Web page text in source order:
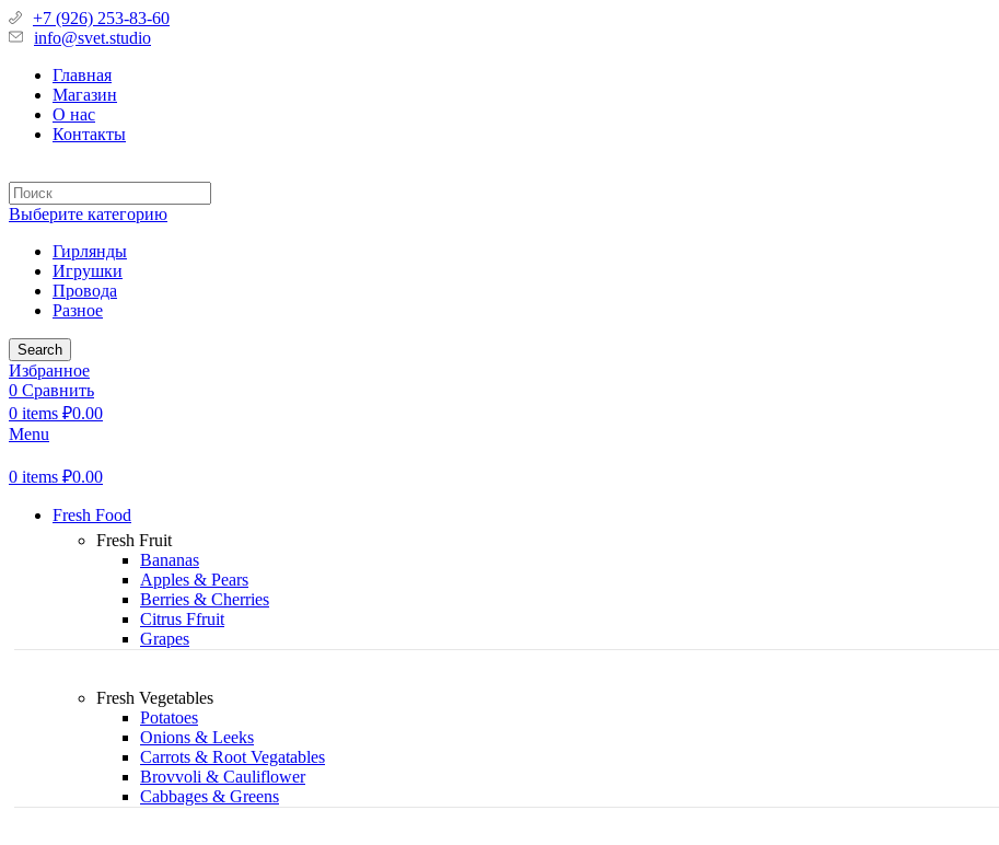
+7 (926) 253-83-60
info@svet.studio
Главная
Магазин
О нас
Контакты
Выберите категорию
Гирлянды
Игрушки
Провода
Разное
Search
Избранное
0 Сравнить
0 items ₽0.00
Menu
0 items ₽0.00
Fresh Food
Fresh Fruit
Bananas
Apples & Pears
Berries & Cherries
Citrus Ffruit
Grapes
Fresh Vegetables
Potatoes
Onions & Leeks
Carrots & Root Vegatables
Brovvoli & Cauliflower
Cabbages & Greens